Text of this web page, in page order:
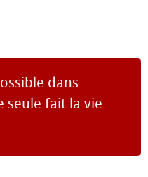
dans
seule fait la vie